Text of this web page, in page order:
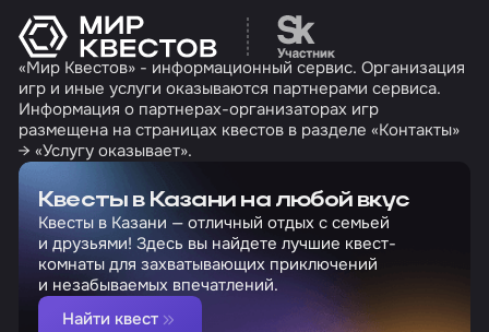
Перейти на сайт
«Мир Квестов» - информационный сервис. Организация
игр и иные услуги оказываются партнерами сервиса.
Информация о партнерах-организаторах игр
размещена на страницах квестов в разделе «Контакты»
→ «Услугу оказывает».
Квесты в Казани на любой вкус
Квесты в Казани — отличный отдых с семьей
и друзьями! Здесь вы найдете лучшие квест-
комнаты для захватывающих приключений
и незабываемых впечатлений.
Найти квест